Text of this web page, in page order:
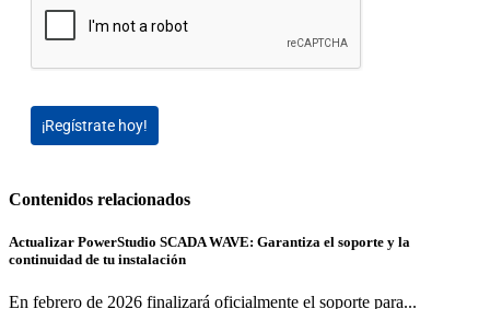
¡Regístrate hoy!
Contenidos relacionados
Actualizar PowerStudio SCADA WAVE: Garantiza el soporte y la
continuidad de tu instalación
En febrero de 2026 finalizará oficialmente el soporte para...